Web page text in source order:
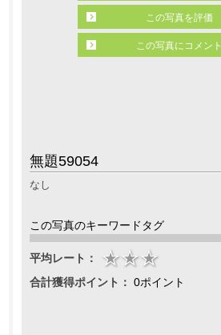
無題59054
なし
この写真のキーワードタグ
平均レート：
合計獲得ポイント： 0ポイント
この写真を評価
この写真にコメント